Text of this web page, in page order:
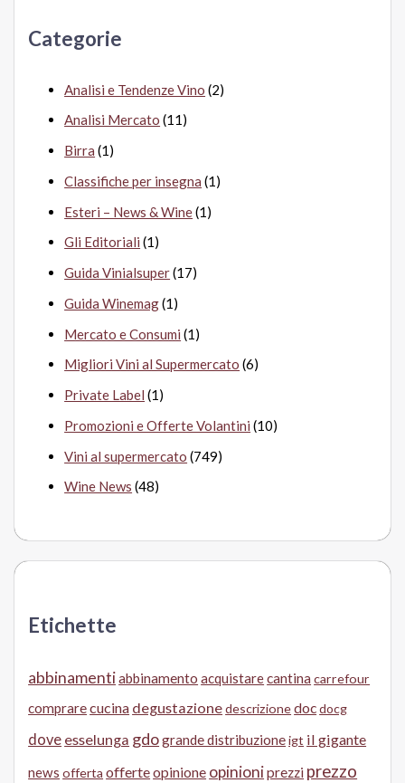
:Categorie
Analisi e Tendenze Vino (2)
Analisi Mercato (11)
Birra (1)
Classifiche per insegna (1)
Esteri – News & Wine(1)
Gli Editoriali (1)
Guida Vinialsuper(17)
Guida Winemag(1)
Mercato e Consumi (1)
Migliori Vini al Supermercato (6)
Private Label (1)
Promozioni e Offerte Volantini (10)
Vini al supermercato (749)
Wine News (48)
Etichette
abbinamentiabbinamento acquistarecantina carrefour
comprarecucina degustazionedescrizionedocdocg
dove esselunga gdogrande distribuzioneigt il gigante
news offerta offerteopinione opinioniprezzi prezzo